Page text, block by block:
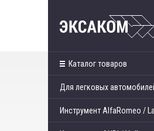
Каталог товаров
Для легковых
Инструмент AlfaRomeo /